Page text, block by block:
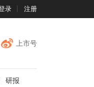
录 注册
上市号
研报